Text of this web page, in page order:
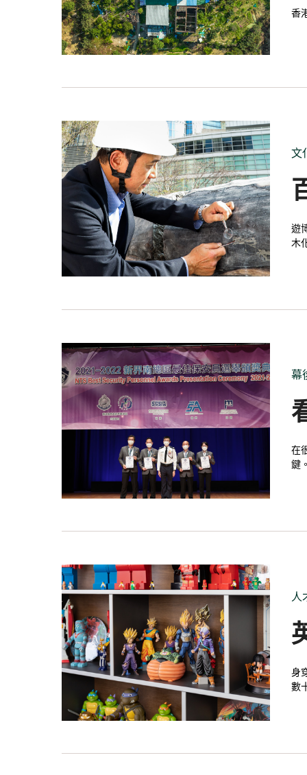
香
文
遊
木
幕
在
鍵
人
身
數